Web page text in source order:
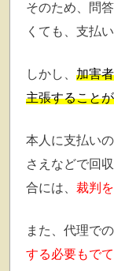
そのため、問
くても、支払
しかし、 加害
主張すること
本人に支払い
さえなどで回
合には、 裁判
また、代理で
する必要もで